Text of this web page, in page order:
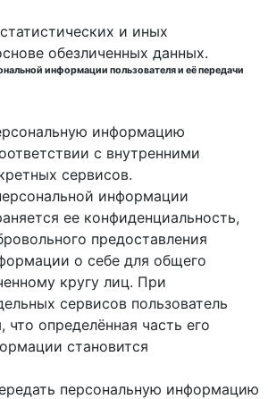
и иных
обезличенных данных.
информации пользователя и её передачи
информацию
с внутренними
сервисов.
информации
ее конфиденциальность,
предоставления
о себе для общего
кругу лиц. При
сервисов пользователь
что определённая часть его
становится
персональную информацию